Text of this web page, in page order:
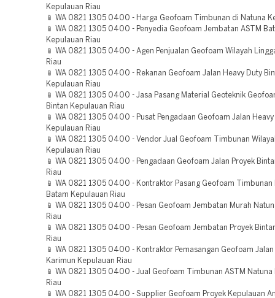
Kepulauan Riau
📱 WA 0821 1305 0400 - Harga Geofoam Timbunan di Natuna
📱 WA 0821 1305 0400 - Penyedia Geofoam Jembatan ASTM
Kepulauan Riau
📱 WA 0821 1305 0400 - Agen Penjualan Geofoam Wilayah
Riau
📱 WA 0821 1305 0400 - Rekanan Geofoam Jalan Heavy Duty
Kepulauan Riau
📱 WA 0821 1305 0400 - Jasa Pasang Material Geoteknik
Bintan Kepulauan Riau
📱 WA 0821 1305 0400 - Pusat Pengadaan Geofoam Jalan
Kepulauan Riau
📱 WA 0821 1305 0400 - Vendor Jual Geofoam Timbunan
Kepulauan Riau
📱 WA 0821 1305 0400 - Pengadaan Geofoam Jalan Proyek
Riau
📱 WA 0821 1305 0400 - Kontraktor Pasang Geofoam Timbunan
Batam Kepulauan Riau
📱 WA 0821 1305 0400 - Pesan Geofoam Jembatan Murah
Riau
📱 WA 0821 1305 0400 - Pesan Geofoam Jembatan Proyek
Riau
📱 WA 0821 1305 0400 - Kontraktor Pemasangan Geofoam Jalan
Karimun Kepulauan Riau
📱 WA 0821 1305 0400 - Jual Geofoam Timbunan ASTM Natuna
Riau
📱 WA 0821 1305 0400 - Supplier Geofoam Proyek Kepulauan